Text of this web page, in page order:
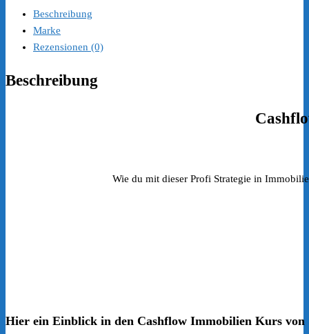
Beschreibung
Marke
Rezensionen (0)
Beschreibung
Wie du mit dieser Profi Strategie in
Hier ein Einblick in den Cashflow Immobilien Kurs von